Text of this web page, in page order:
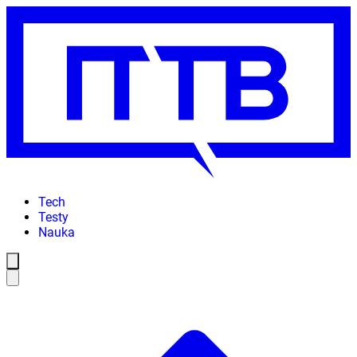
Tech
Testy
Nauka